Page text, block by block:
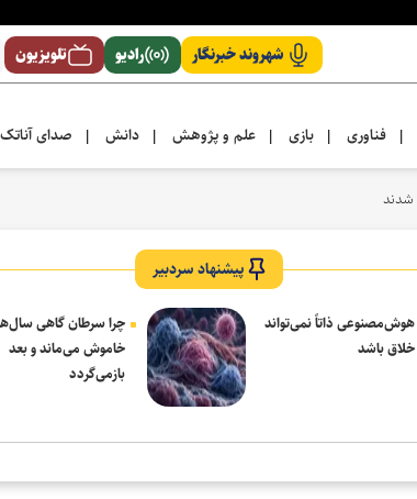
شهروند خبرنگار رادیو تلویزیون
| فناوری | بازی | علم و پژوهش | دانش | صدای آناتک
پیشنهاد سردبیر
هوش‌مصنوعی ذاتاً نمی‌تواند
خلاق باشد
چرا سرطان گاهی
خاموش می‌ماند و بعد
بازمی‌گردد